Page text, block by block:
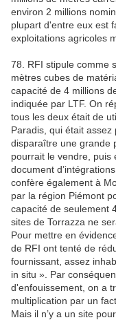
environ 2 millions
plupart d'entre eux est
exploitations agricoles
78. RFI stipule comme
mètres cubes de
capacité de 4 millions
indiquée par LTF. On
tous les deux était de
Paradis, qui était
disparaître une grande
pourrait le vendre, puis
document
confère également à
par la région Piémont
capacité de seulement
sites de Torrazza ne
Pour mettre en
de RFI ont tenté de
fournissant, assez
in situ ». Par
d'enfouissement, on a
multiplication par un
Mais il n’y a un site